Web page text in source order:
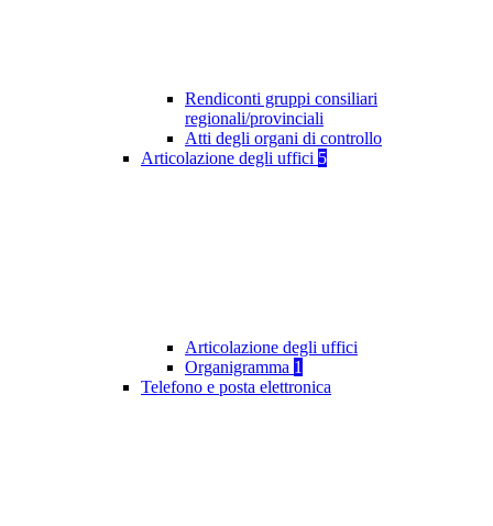
Rendiconti gruppi consiliari
regionali/provinciali
Atti degli organi di controllo
Articolazione degli uffici 5
Articolazione degli uffici
Organigramma 1
Telefono e posta elettronica